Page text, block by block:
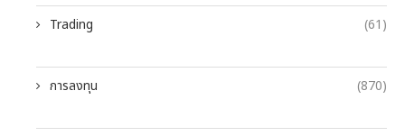
Trading (61)
การลงทุน (870)